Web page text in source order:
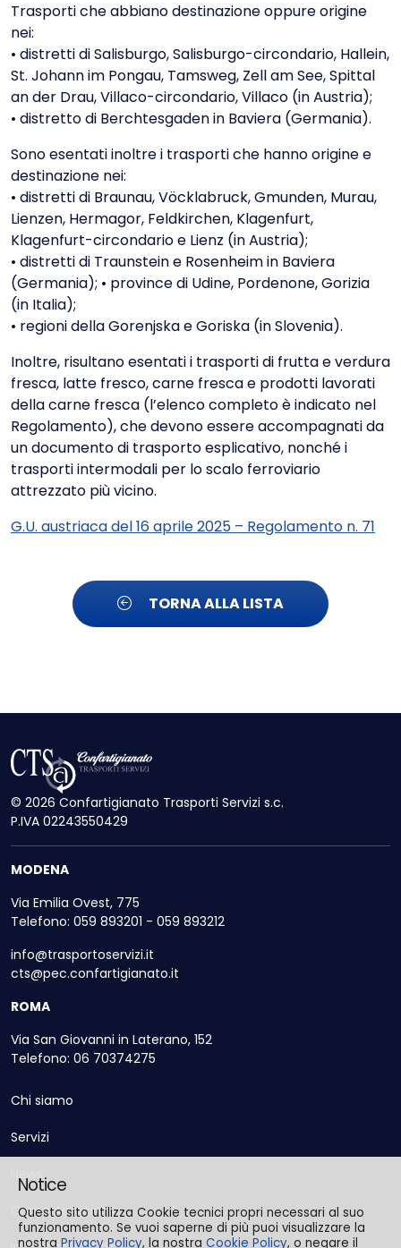
Trasporti che abbiano destinazione oppure origine
nei:
• distretti di Salisburgo, Salisburgo-circondario, Hallein,
St. Johann im Pongau, Tamsweg, Zell am See, Spittal
an der Drau, Villaco-circondario, Villaco (in Austria);
• distretto di Berchtesgaden in Baviera (Germania).
Sono esentati inoltre i trasporti che hanno origine e
destinazione nei:
• distretti di Braunau, Vöcklabruck, Gmunden, Murau,
Lienzen, Hermagor, Feldkirchen, Klagenfurt,
Klagenfurt-circondario e Lienz (in Austria);
• distretti di Traunstein e Rosenheim in Baviera
(Germania); • province di Udine, Pordenone, Gorizia
(in Italia);
• regioni della Gorenjska e Goriska (in Slovenia).
Inoltre, risultano esentati i trasporti di frutta e verdura
fresca, latte fresco, carne fresca e prodotti lavorati
della carne fresca (l’elenco completo è indicato nel
Regolamento), che devono essere accompagnati da
un documento di trasporto esplicativo, nonché i
trasporti intermodali per lo scalo ferroviario
attrezzato più vicino.
G.U. austriaca del 16 aprile 2025 – Regolamento n. 71
TORNA ALLA LISTA
© 2026 Confartigianato Trasporti Servizi s.c.
P.IVA 02243550429
MODENA
Via Emilia Ovest, 775
Telefono: 059 893201 - 059 893212
info@trasportoservizi.it
cts@pec.confartigianato.it
ROMA
Via San Giovanni in Laterano, 152
Telefono: 06 70374275
Chi siamo
Servizi
News
Come Associarsi
Notice
Questo sito utilizza Cookie tecnici propri necessari al suo
funzionamento. Se vuoi saperne di più puoi visualizzare la
nostra Privacy Policy, la nostra Cookie Policy, o negare il